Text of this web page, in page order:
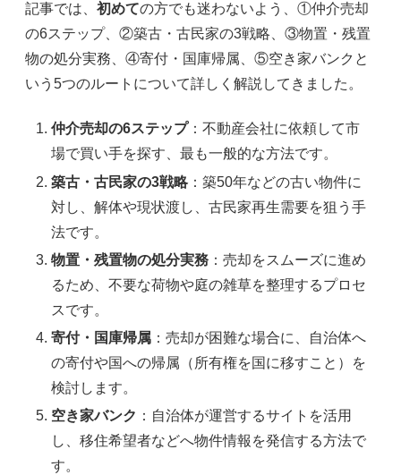
記事では、 初めての方でも迷わないよう、①仲介売却
の6ステップ、②築古・古民家の3戦略、③物置・残置
物の処分実務、④寄付・国庫帰属、⑤空き家バンクと
いう5つのルートについて詳しく解説してきました。
仲介売却の6ステップ：不動産会社に依頼して市
場で買い手を探す、最も一般的な方法です。
築古・古民家の3戦略：築50年などの古い物件に
対し、解体や現状渡し、古民家再生需要を狙う手
法です。
物置・残置物の処分実務 ：売却をスムーズに進め
るため、不要な荷物や庭の雑草を整理するプロセ
スです。
寄付・国庫帰属 ：売却が困難な場合に、自治体へ
の寄付や国への帰属（所有権を国に移すこと）を
検討します。
空き家バンク ：自治体が運営するサイトを活用
し、移住希望者などへ物件情報を発信する方法で
す。